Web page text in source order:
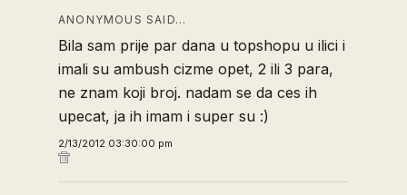
ANONYMOUS SAID…
Bila sam prije par dana u topshopu u ilici i
imali su ambush cizme opet, 2 ili 3 para,
ne znam koji broj. nadam se da ces ih
upecat, ja ih imam i super su :)
2/13/2012 03:30:00 pm